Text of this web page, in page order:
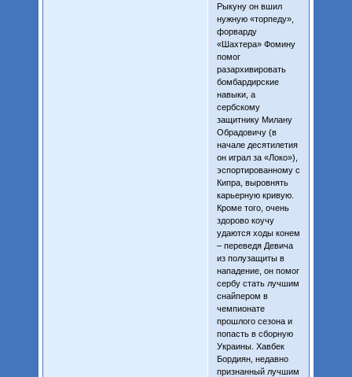
Рыкуну он вшил
нужную «торпеду»,
форварду
«Шахтера» Фомину
помог
разархивировать
бомбардирские
навыки, а
сербскому
защитнику Милану
Обрадовичу (в
начале десятилетия
он играл за «Локо»),
эспортированному с
Кипра, выровнять
карьерную кривую.
Кроме того, очень
здорово коучу
удаются ходы конем
– переведя Девича
из полузащиты в
нападение, он помог
сербу стать лучшим
снайпером в
чемпионате
прошлого сезона и
попасть в сборную
Украины. Хавбек
Бордиян, недавно
признанный лучшим